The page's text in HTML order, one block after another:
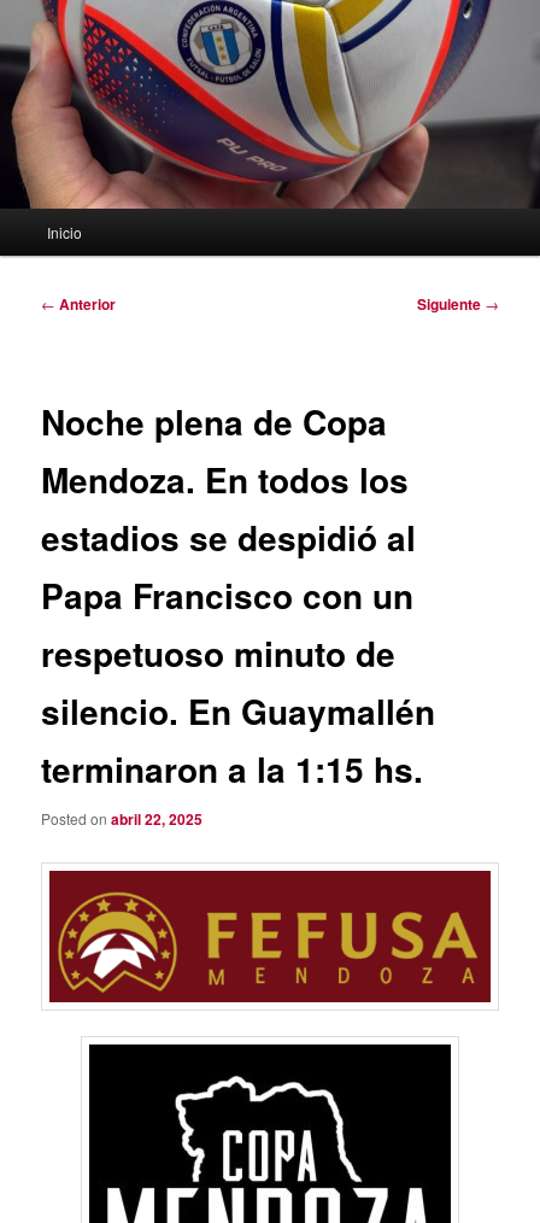
Inicio
Navegación
← Anterior Siguiente →
Noche plena de Copa
Mendoza. En todos los
estadios se despidió al
Papa Francisco con un
respetuoso minuto de
silencio. En Guaymallén
terminaron a la 1:15 hs.
Posted onabril 22, 2025